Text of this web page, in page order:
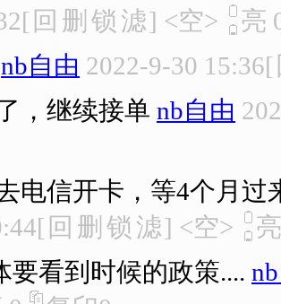
[ 回 删 锁 滤] <空> 亮
nb自由 2022-9-30 15:36[
，继续接单 nb自由
电信开卡，等4个月过
[ 回 删 锁 滤] <空>
要看到时候的政策....